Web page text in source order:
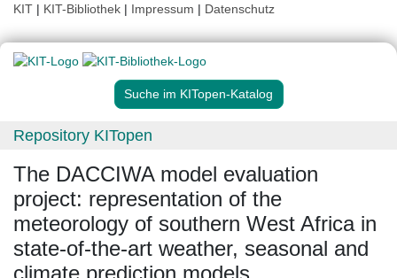
KIT | KIT-Bibliothek | Impressum | Datenschutz
Suche im KITopen-Katalog
Repository KITopen
The DACCIWA model evaluation
project: representation of the
meteorology of southern West Africa in
state-of-the-art weather, seasonal and
climate prediction models